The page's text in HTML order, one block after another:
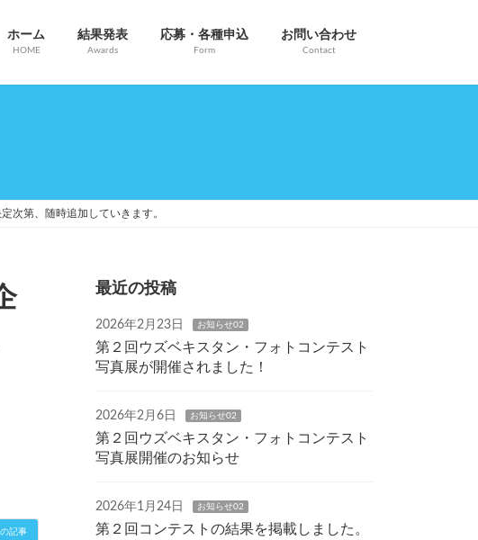
ホーム
HOME
結果発表
Awards
応募・各種申込
Form
お問い合わせ
Contact
次第、随時追加していきます。
記事
最近の投稿
2026年2月23日 お知らせ02
第２回ウズベキスタン・フォトコンテスト
写真展が開催されました！
2026年2月6日 お知らせ02
第２回ウズベキスタン・フォトコンテスト
写真展開催のお知らせ
2026年1月24日 お知らせ02
第２回コンテストの結果を掲載しました。